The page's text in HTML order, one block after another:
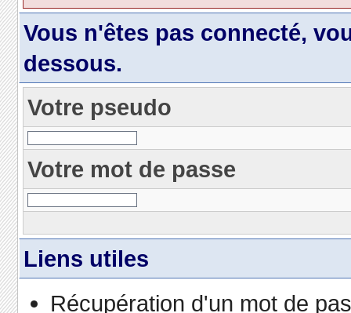
Vous n'êtes pas connecté,
dessous.
Votre pseudo
Votre mot de passe
Liens utiles
Récupération d'un mot de